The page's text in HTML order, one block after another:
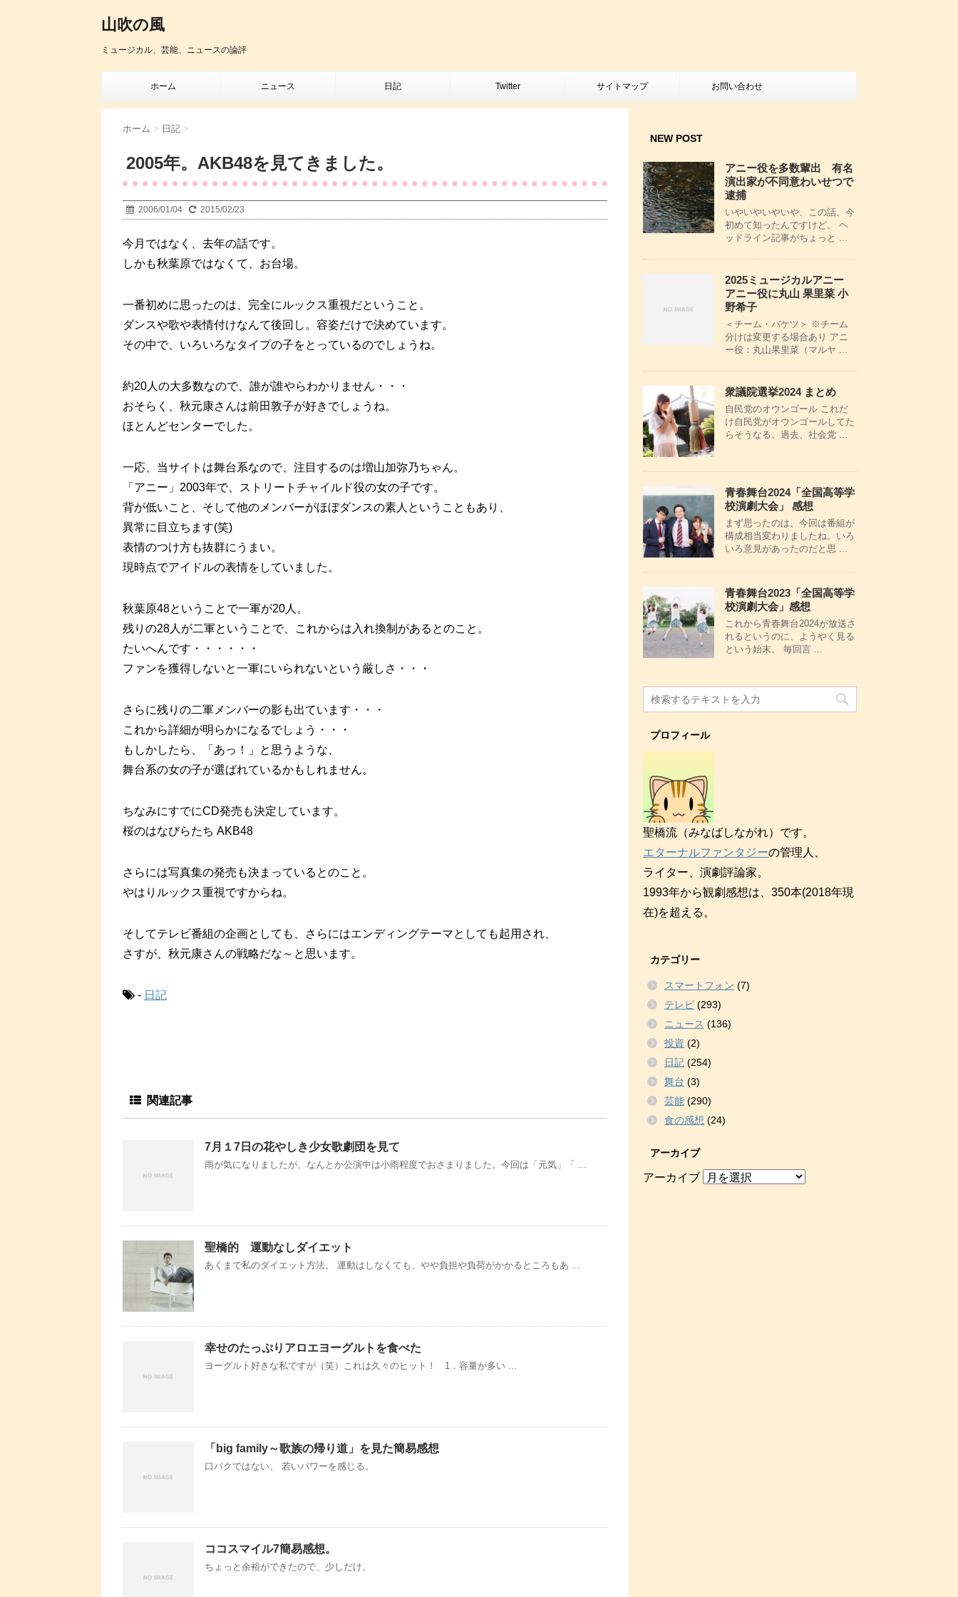
山吹の風
ミュージカル、芸能、ニュースの論評
ホーム ニュース 日記 Twitter サイトマップ お問い合わせ
ホーム > 日記 >
2005年。AKB48を見てきました。
2006/01/04 2015/02/23
今月ではなく、去年の話です。
しかも秋葉原ではなくて、お台場。
一番初めに思ったのは、完全にルックス重視だということ。
ダンスや歌や表情付けなんて後回し。容姿だけで決めています。
その中で、いろいろなタイプの子をとっているのでしょうね。
約20人の大多数なので、誰が誰やらわかりません・・・
おそらく、秋元康さんは前田敦子が好きでしょうね。
ほとんどセンターでした。
一応、当サイトは舞台系なので、注目するのは増山加弥乃ちゃん。
「アニー」2003年で、ストリートチャイルド役の女の子です。
背が低いこと、そして他のメンバーがほぼダンスの素人ということもあり、
異常に目立ちます(笑)
表情のつけ方も抜群にうまい。
現時点でアイドルの表情をしていました。
秋葉原48ということで一軍が20人。
残りの28人が二軍ということで、これからは入れ換制があるとのこと。
たいへんです・・・・・・
ファンを獲得しないと一軍にいられないという厳しさ・・・
さらに残りの二軍メンバーの影も出ています・・・
これから詳細が明らかになるでしょう・・・
もしかしたら、「あっ！」と思うような、
舞台系の女の子が選ばれているかもしれません。
ちなみにすでにCD発売も決定しています。
桜のはなびらたち AKB48
さらには写真集の発売も決まっているとのこと。
やはりルックス重視ですからね。
そしてテレビ番組の企画としても、さらにはエンディングテーマとしても起用され、
さすが、秋元康さんの戦略だな～と思います。
- 日記
関連記事
7月１7日の花やしき少女歌劇団を見て
雨が気になりましたが、なんとか公演中は小雨程度でおさまりました。今回は「元気」「 ...
聖橋的 運動なしダイエット
あくまで私のダイエット方法。 運動はしなくても、やや負担や負荷がかかるところもあ ...
幸せのたっぷりアロエヨーグルトを食べた
ヨーグルト好きな私ですが（笑）これは久々のヒット！ 1．容量が多い ...
「big family～歌族の帰り道」を見た簡易感想
口パクではない、 若いパワーを感じる。
ココスマイル7簡易感想。
ちょっと余裕ができたので、少しだけ。
NEW POST
アニー役を多数輩出 有名
演出家が不同意わいせつで
逮捕
いやいやいやいや、この話、今
初めて知ったんですけど。 ヘ
ッドライン記事がちょっと ...
2025ミュージカルアニー
アニー役に丸山 果里菜 小
野希子
＜チーム・バケツ＞ ※チーム
分けは変更する場合あり アニ
ー役：丸山果里菜（マルヤ ...
衆議院選挙2024 まとめ
自民党のオウンゴール これだ
け自民党がオウンゴールしてた
らそうなる。過去、社会党 ...
青春舞台2024「全国高等学
校演劇大会」 感想
まず思ったのは、今回は番組が
構成相当変わりましたね。いろ
いろ意見があったのだと思 ...
青春舞台2023「全国高等学
校演劇大会」感想
これから青春舞台2024が放送さ
れるというのに、ようやく見る
という始末。 毎回言 ...
プロフィール
聖橋流（みなばしながれ）です。
エターナルファンタジーの管理人、
ライター、演劇評論家。
1993年から観劇感想は、350本(2018年現
在)を超える。
カテゴリー
スマートフォン (7)
テレビ (293)
ニュース (136)
投資 (2)
日記 (254)
舞台 (3)
芸能 (290)
食の感想 (24)
アーカイブ
アーカイブ